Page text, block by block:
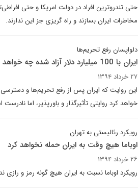
حتی تندرو‌ترین افراد در دولت امریکا و حتی
مخاطرات ایران بسازند و راه گریزی جز این ندارند.
دلواپسان رفع تحریم‌ها
ایران با 100 میلیارد دلار آزاد شده چه خواهد کرد؟
۲۷ خرداد ۱۳۹۴
خواهد کرد روایتی تأثیرگذار و باورپذیر، اما
رویکرد رئالیستی به تهران
اوباما هیچ وقت به ایران حمله نخواهد کرد
۲۶ خرداد ۱۳۹۴
رویکرد اوباما نسبت به ایران هیچ گونه رمز و